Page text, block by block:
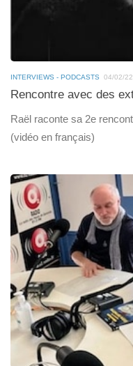
INTERVIEWS - PODCASTS 04/02/22
Rencontre avec des
Raël raconte sa 2e
(vidéo en français)